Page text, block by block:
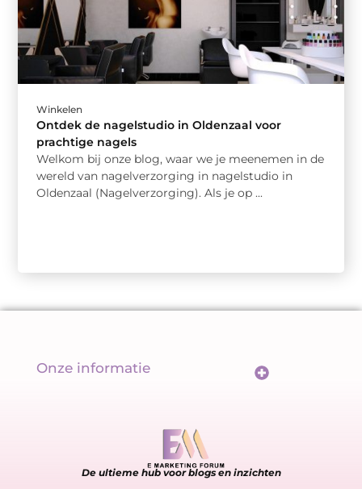
Winkelen
Ontdek de nagelstudio in Oldenzaal voor
prachtige nagels
Welkom bij onze blog, waar we je meenemen in de
wereld van nagelverzorging in nagelstudio in
Oldenzaal (Nagelverzorging). Als je op ...
De ultieme hub voor blogs en inzichten
Onze informatie